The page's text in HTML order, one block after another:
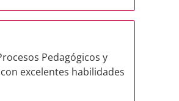
Pedagógicos y
excelentes habilidades